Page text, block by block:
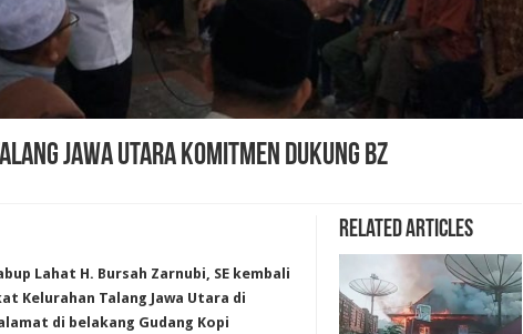
JAWA UTARA KOMITMEN DUKUNG BZ
Related Articles
Lahat H. Bursah Zarnubi, SE kembali
Kelurahan Talang Jawa Utara di
di belakang Gudang Kopi